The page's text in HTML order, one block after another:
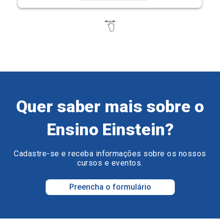
Quer saber mais sobre o
Ensino Einstein?
Cadastre-se e receba informações sobre os nossos
cursos e eventos.
Preencha o formulário